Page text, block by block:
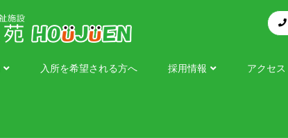
入所を希望される方へ 採用情報 アクセス